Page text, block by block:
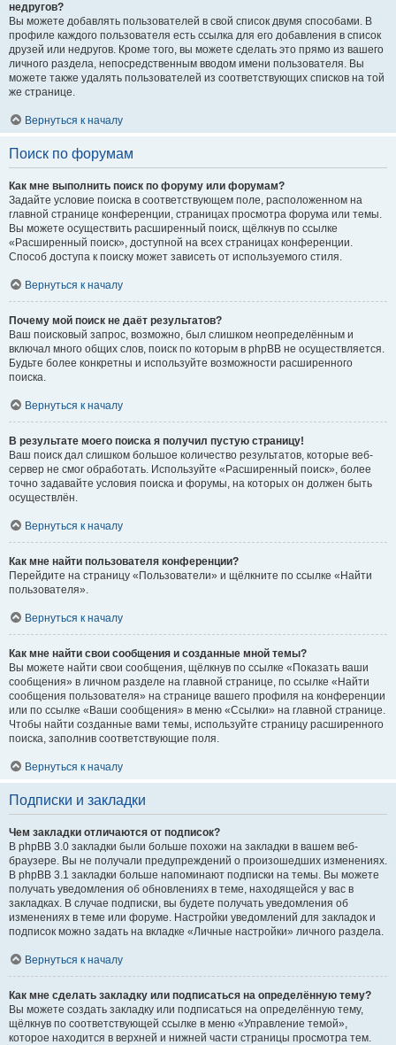
недругов?
Вы можете добавлять пользователей в свой список двумя способами. В
профиле каждого пользователя есть ссылка для его добавления в список
друзей или недругов. Кроме того, вы можете сделать это прямо из вашего
личного раздела, непосредственным вводом имени пользователя. Вы
можете также удалять пользователей из соответствующих списков на той
же странице.
Вернуться к началу
Поиск по форумам
Как мне выполнить поиск по форуму или форумам?
Задайте условие поиска в соответствующем поле, расположенном на
главной странице конференции, страницах просмотра форума или темы.
Вы можете осуществить расширенный поиск, щёлкнув по ссылке
«Расширенный поиск», доступной на всех страницах конференции.
Способ доступа к поиску может зависеть от используемого стиля.
Вернуться к началу
Почему мой поиск не даёт результатов?
Ваш поисковый запрос, возможно, был слишком неопределённым и
включал много общих слов, поиск по которым в phpBB не осуществляется.
Будьте более конкретны и используйте возможности расширенного
поиска.
Вернуться к началу
В результате моего поиска я получил пустую страницу!
Ваш поиск дал слишком большое количество результатов, которые веб-
сервер не смог обработать. Используйте «Расширенный поиск», более
точно задавайте условия поиска и форумы, на которых он должен быть
осуществлён.
Вернуться к началу
Как мне найти пользователя конференции?
Перейдите на страницу «Пользователи» и щёлкните по ссылке «Найти
пользователя».
Вернуться к началу
Как мне найти свои сообщения и созданные мной темы?
Вы можете найти свои сообщения, щёлкнув по ссылке «Показать ваши
сообщения» в личном разделе на главной странице, по ссылке «Найти
сообщения пользователя» на странице вашего профиля на конференции
или по ссылке «Ваши сообщения» в меню «Ссылки» на главной странице.
Чтобы найти созданные вами темы, используйте страницу расширенного
поиска, заполнив соответствующие поля.
Вернуться к началу
Подписки и закладки
Чем закладки отличаются от подписок?
В phpBB 3.0 закладки были больше похожи на закладки в вашем веб-
браузере. Вы не получали предупреждений о произошедших изменениях.
В phpBB 3.1 закладки больше напоминают подписки на темы. Вы можете
получать уведомления об обновлениях в теме, находящейся у вас в
закладках. В случае подписки, вы будете получать уведомления об
изменениях в теме или форуме. Настройки уведомлений для закладок и
подписок можно задать на вкладке «Личные настройки» личного раздела.
Вернуться к началу
Как мне сделать закладку или подписаться на определённую тему?
Вы можете создать закладку или подписаться на определённую тему,
щёлкнув по соответствующей ссылке в меню «Управление темой»,
которое находится в верхней и нижней части страницы просмотра тем.